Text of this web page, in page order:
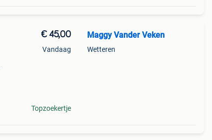
€ 45,00
Vandaag
Topzoekertje
Maggy Vander Veken
Wetteren